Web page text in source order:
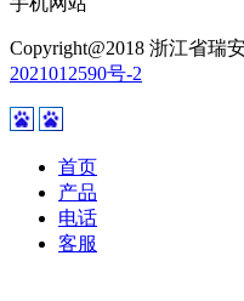
Copyright@2018 浙江省瑞
2021012590号-2
首页
产品
电话
客服